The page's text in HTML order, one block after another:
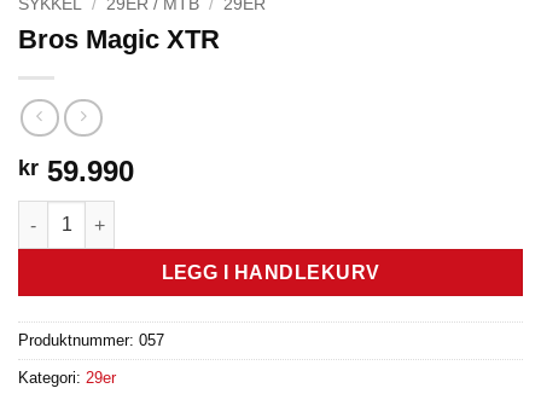
SYKKEL / 29ER / MTB / 29ER
Bros Magic XTR
kr 59.990
Bros Magic XTR antall
LEGG I HANDLEKURV
Produktnummer: 057
Kategori: 29er